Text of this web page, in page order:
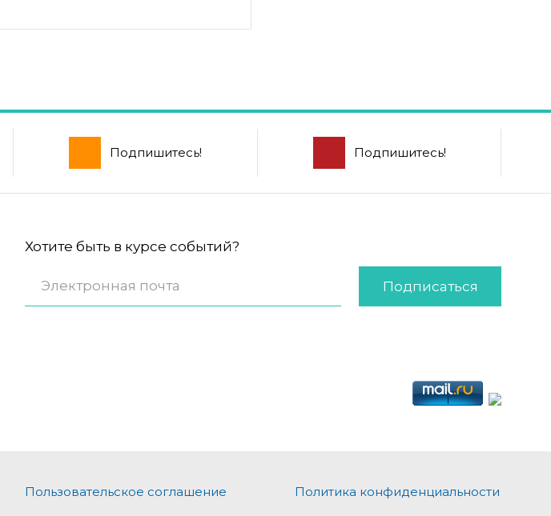
Подпишитесь! Подпишитесь!
Хотите быть в курсе событий?
Подписаться
Пользовательское соглашение Политика конфиденциальности